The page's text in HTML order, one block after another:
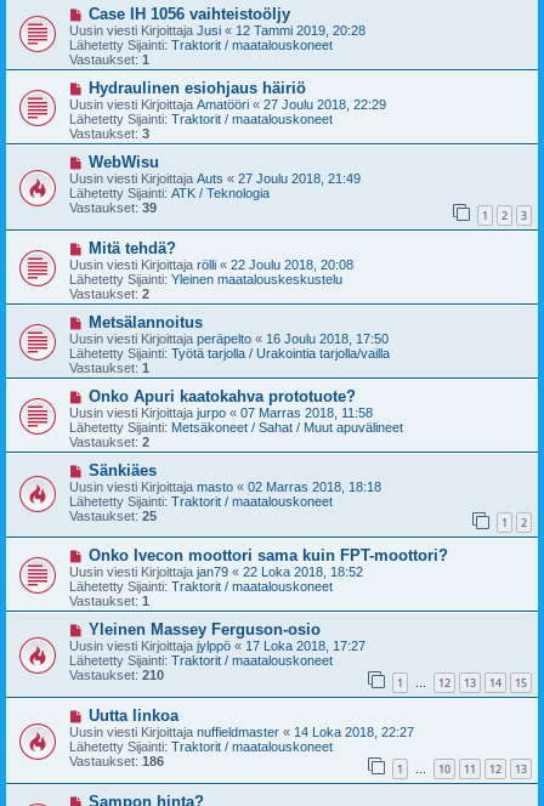
e
s
t
U
u
s
i
v
e
s
t
i
Case IH 1056 vaihteistoöljy
Uusin viesti Kirjoittaja Jusi « 12 Tammi 2019, 20:28
Lähetetty Sijainti: Traktorit / maatalouskoneet
Vastaukset: 1
U
u
s
i
v
s
t
i
Hydraulinen esiohjaus häiriö
Uusin viesti Kirjoittaja Amatööri « 27 Joulu 2018, 22:29
Lähetetty Sijainti: Traktorit / maatalouskoneet
Vastaukset: 3
U
u
s
i
v
i
e
s
t
i
WebWisu
Uusin viesti Kirjoittaja Auts « 27 Joulu 2018, 21:49
Lähetetty Sijainti: ATK / Teknologia
Vastaukset: 39 1 2 3
U
u
s
i
v
e
s
t
i
Mitä tehdä?
Uusin viesti Kirjoittaja rölli « 22 Joulu 2018, 20:08
Lähetetty Sijainti: Yleinen maatalouskeskustelu
Vastaukset: 2
U
u
s
i
v
s
t
i
Metsälannoitus
Uusin viesti Kirjoittaja peräpelto « 16 Joulu 2018, 17:50
Lähetetty Sijainti: Työtä tarjolla / Urakointia tarjolla/vailla
Vastaukset: 1
U
u
s
i
v
e
s
t
i
Onko Apuri kaatokahva prototuote?
Uusin viesti Kirjoittaja jurpo « 07 Marras 2018, 11:58
Lähetetty Sijainti: Metsäkoneet / Sahat / Muut apuvälineet
Vastaukset: 2
U
u
s
i
v
i
e
s
t
i
Sänkiäes
Uusin viesti Kirjoittaja masto « 02 Marras 2018, 18:18
Lähetetty Sijainti: Traktorit / maatalouskoneet
Vastaukset: 25 1 2
U
u
s
i
v
s
t
i
Onko Ivecon moottori sama kuin FPT-moottori?
Uusin viesti Kirjoittaja jan79 « 22 Loka 2018, 18:52
Lähetetty Sijainti: Traktorit / maatalouskoneet
Vastaukset: 1
U
u
s
i
i
s
t
i
Yleinen Massey Ferguson-osio
Uusin viesti Kirjoittaja jylppö « 17 Loka 2018, 17:27
Lähetetty Sijainti: Traktorit / maatalouskoneet
Vastaukset: 210 1 … 12 13 14 15
U
u
s
i
v
i
e
Uutta linkoa
Uusin viesti Kirjoittaja nuffieldmaster « 14 Loka 2018, 22:27
Lähetetty Sijainti: Traktorit / maatalouskoneet
Vastaukset: 186 1 … 10 11 12 13
USampon hinta?